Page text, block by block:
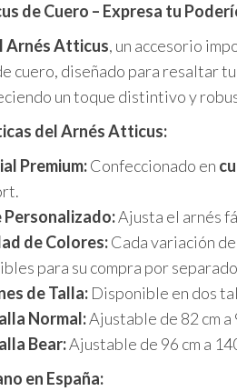
de Cuero – Expresa tu
Arnés Atticus, un accesorio
cuero, diseñado para resaltar
un toque distintivo y
del Arnés Atticus:
Premium:Confeccionado en
Ajusta el arnés
de Colores:Cada variación
para su compra por
de Talla: Disponible en dos
Normal:Ajustable de 82 cm a
Bear:Ajustable de 96 cm a
en España: